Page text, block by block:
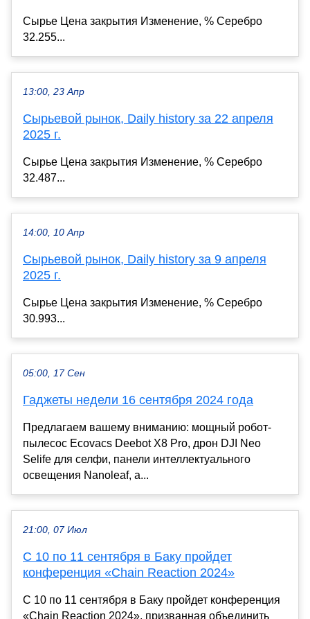
Сырье Цена закрытия Изменение, % Серебро
32.255...
13:00, 23 Апр
Сырьевой рынок, Daily history за 22 апреля
2025 г.
Сырье Цена закрытия Изменение, % Серебро
32.487...
14:00, 10 Апр
Сырьевой рынок, Daily history за 9 апреля
2025 г.
Сырье Цена закрытия Изменение, % Серебро
30.993...
05:00, 17 Сен
Гаджеты недели 16 сентября 2024 года
Предлагаем вашему вниманию: мощный робот-
пылесос Ecovacs Deebot X8 Pro, дрон DJI Neo
Selife для селфи, панели интеллектуального
освещения Nanoleaf, а...
21:00, 07 Июл
С 10 по 11 сентября в Баку пройдет
конференция «Chain Reaction 2024»
С 10 по 11 сентября в Баку пройдет конференция
«Chain Reaction 2024», призванная объединить